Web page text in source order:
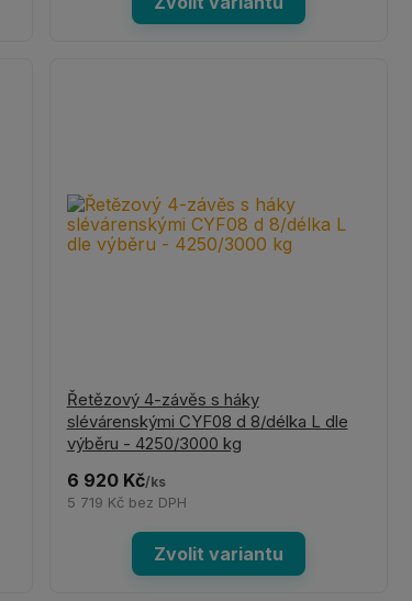
Řetězový 4-závěs s háky
slévárenskými CYF08 d 8/délka L dle
výběru - 4250/3000 kg
6 920 Kč/ks
5 719 Kč bez DPH
Zvolit variantu